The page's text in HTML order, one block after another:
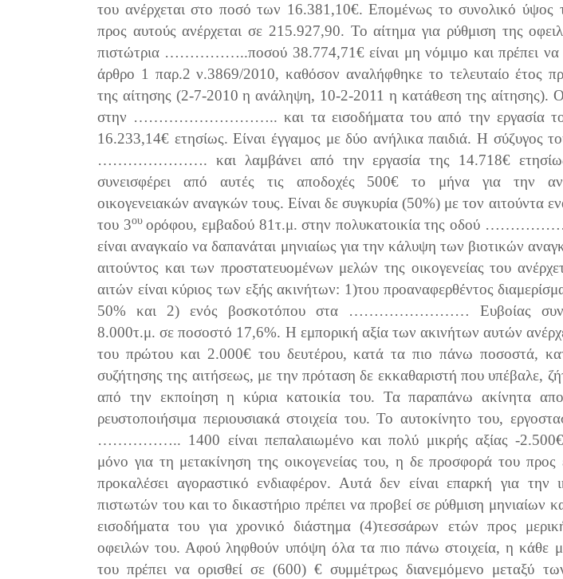
του ανέρχεται στο ποσό των 16.381,10€. Επομένως το συνολικό ύψος
προς αυτούς ανέρχεται σε 215.927,90. Το αίτημα για ρύθμιση της
πιστώτρια ……………..ποσού 38.774,71€ είναι μη νόμιμο και πρέπει να
άρθρο 1 παρ.2 ν.3869/2010, καθόσον αναλήφθηκε το τελευταίο έτος
της αίτησης (2-7-2010 η ανάληψη, 10-2-2011 η κατάθεση της αίτησης). Ο
στην ……………………….. και τα εισοδήματα του από την εργασία του
16.233,14€ ετησίως. Είναι έγγαμος με δύο ανήλικα παιδιά. Η σύζυγος
…………………. και λαμβάνει από την εργασία της 14.718€
συνεισφέρει από αυτές τις αποδοχές 500€ το μήνα για την
οικογενειακών αναγκών τους. Είναι δε συγκυρία (50%) με τον αιτούντα
του 3ου ορόφου, εμβαδού 81τ.μ. στην πολυκατοικία της οδού
είναι αναγκαίο να δαπανάται μηνιαίως για την κάλυψη των βιοτικών
αιτούντος και των προστατευομένων μελών της οικογενείας του
αιτών είναι κύριος των εξής ακι­νήτων: 1)του προαναφερθέντος
50% και 2) ενός βοσκοτόπου στα …………………… Ευβοίας
8.000τ.μ. σε ποσοστό 17,6%. Η εμπορική αξία των ακινήτων αυτών
του πρώτου και 2.000€ του δευτέρου, κατά τα πιο πάνω ποσοστά,
συζήτησης της αιτήσεως, με την πρόταση δε εκκαθαριστή που υπέβαλε,
από την εκποίηση η κύρια κατοικία του. Τα παραπάνω ακίνητα
ρευστοποιήσιμα περιουσιακά στοιχεία του. Το αυτοκίνητο του,
…………….. 1400 είναι πεπαλαιωμένο και πολύ μικρής αξίας -2.500€-
μόνο για τη μετακίνηση της οικογενείας του, η δε προσφορά του
προκαλέσει αγοραστικό ενδιαφέρον. Αυτά δεν είναι επαρκή για την
πιστωτών του και το δικαστήριο πρέπει να προβεί σε ρύθμιση μηνιαίων
εισοδήματα του για χρονικό διάστημα (4)τεσσάρων ετών προς
οφειλών του. Αφού ληφθούν υπόψη όλα τα πιο πάνω στοιχεία, η κάθε
του πρέπει να ορισθεί σε (600) € συμμέτρως διανεμόμενο μεταξύ